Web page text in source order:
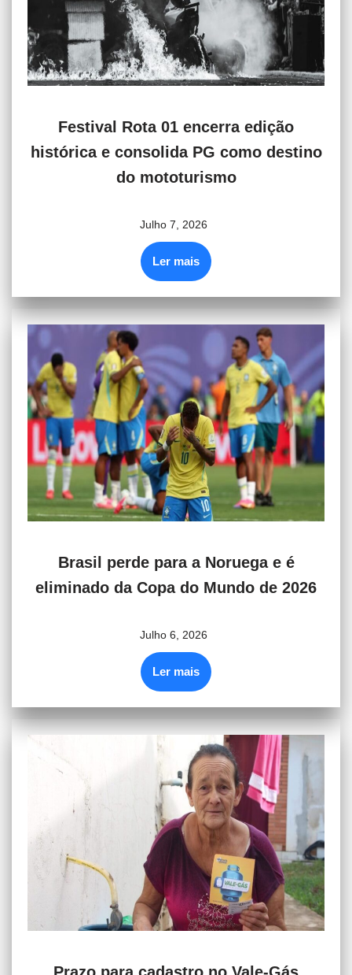
Festival Rota 01 encerra edição
histórica e consolida PG como destino
do mototurismo
Julho 7, 2026
Ler mais
Brasil perde para a Noruega e é
eliminado da Copa do Mundo de 2026
Julho 6, 2026
Ler mais